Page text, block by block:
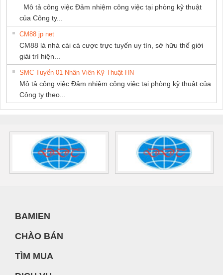
Mô tả công việc Đảm nhiệm công việc tại phòng kỹ thuật
của Công ty...
CM88 jp net
CM88 là nhà cái cá cược trực tuyến uy tín, sở hữu thế giới
giải trí hiện...
SMC Tuyển 01 Nhân Viên Kỹ Thuật-HN
Mô tả công việc Đảm nhiệm công việc tại phòng kỹ thuật của
Công ty theo...
BAMIEN
CHÀO BÁN
TÌM MUA